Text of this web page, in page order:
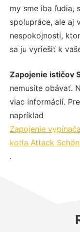
my sme iba ľudia,
spolupráce, ale aj
nespokojnosti,
sa ju vyriešiť k
Zapojenie ističov
nemusíte obávať.
viac informácií.
napríklad
Zapojenie
kotla Attack
.